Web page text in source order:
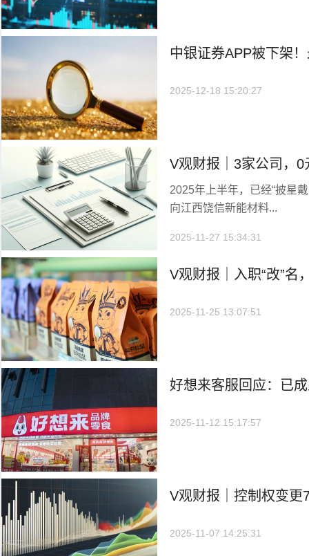
中银证券APP被下架
2025-12-18 15:20:27
V观财报｜3家公司，
败，实控人变更
2025年上半年，已经“披星
向江西饶信新能材料...
2025-11-27 15:34:31
V观财报｜入职“改”名
读
2025-11-25 13:07:51
好想来客服回应：已
2025-11-12 15:17:57
V观财报｜控制权变更
停！坦言“接到中小股
2025-11-07 14:25:31